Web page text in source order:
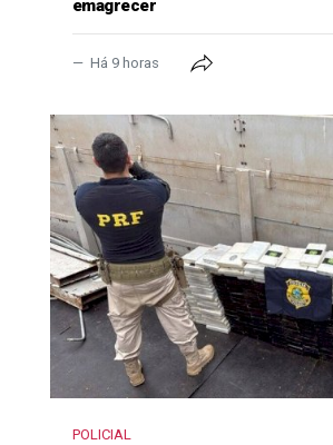
emagrecer
Há 9 horas
POLICIAL